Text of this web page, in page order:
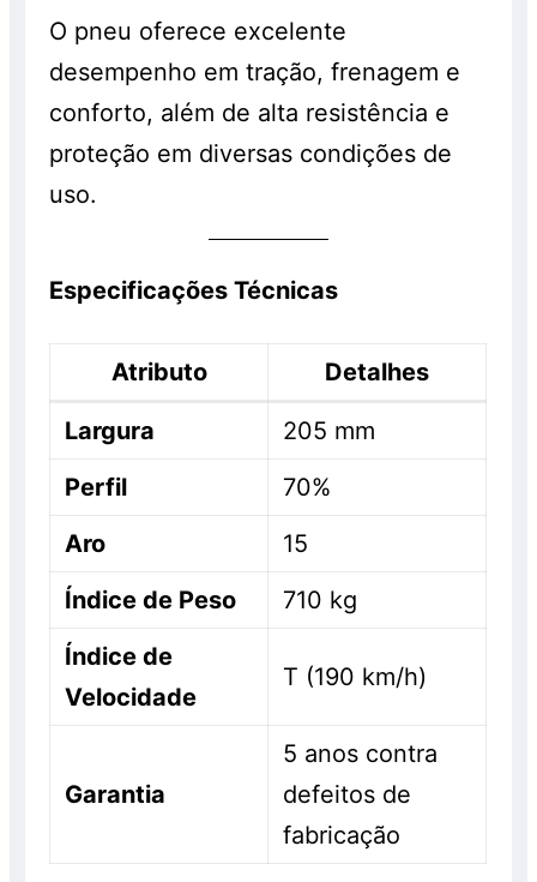
O pneu oferece excelente
desempenho em tração, frenagem e
conforto, além de alta resistência e
proteção em diversas condições de
uso.
Especificações Técnicas
Atributo Detalhes
Largura
205 mm
Perfil
70%
Aro
15
Índice de Peso
710 kg
Índice de
Velocidade
T (190 km/h)
Garantia
5 anos contra
defeitos de
fabricação